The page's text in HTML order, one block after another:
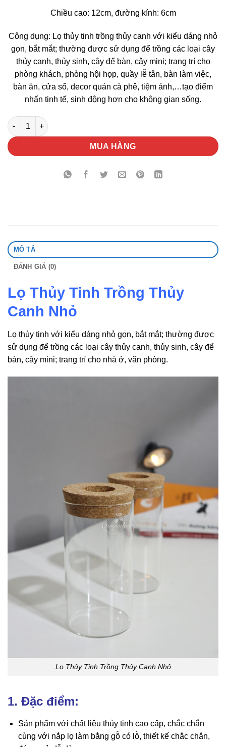
Chiều cao: 12cm, đường kính: 6cm
Công dụng: Lọ thủy tinh trồng thủy canh với kiểu dáng nhỏ
gọn, bắt mắt; thường được sử dụng để trồng các loại cây
thủy canh, thủy sinh, cây để bàn, cây mini; trang trí cho
phòng khách, phòng hội họp, quầy lễ tân, bàn làm việc,
bàn ăn, cửa sổ, decor quán cà phê, tiệm ảnh,…tạo điểm
nhấn tinh tế, sinh động hơn cho không gian sống.
Lọ Thủy Tinh Trồng Thủy Canh Nhỏ số lượng
MUA HÀNG
MÔ TẢ
ĐÁNH GIÁ (0)
Lọ Thủy Tinh Trồng Thủy
Canh Nhỏ
Lọ thủy tinh với kiểu dáng nhỏ gọn, bắt mắt; thường được
sử dụng để trồng các loại cây thủy canh, thủy sinh, cây để
bàn, cây mini; trang trí cho nhà ở, văn phòng.
Lọ Thủy Tinh Trồng Thủy Canh Nhỏ
1. Đặc điểm:
Sản phẩm với chất liệu thủy tinh cao cấp, chắc chắn
cùng với nắp lọ làm bằng gỗ có lỗ, thiết kế chắc chắn,